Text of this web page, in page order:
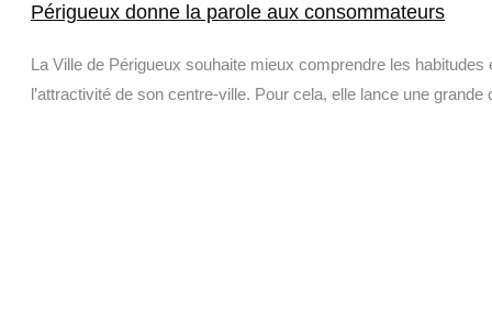
Périgueux donne la parole aux consommateurs
La Ville de Périgueux souhaite mieux comprendre les
l’attractivité de son centre-ville. Pour cela, elle lance une